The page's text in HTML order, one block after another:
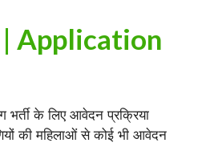
Application
भर्ती के लिए आवेदन प्रक्रिया
की महिलाओं से कोई भी आवेदन